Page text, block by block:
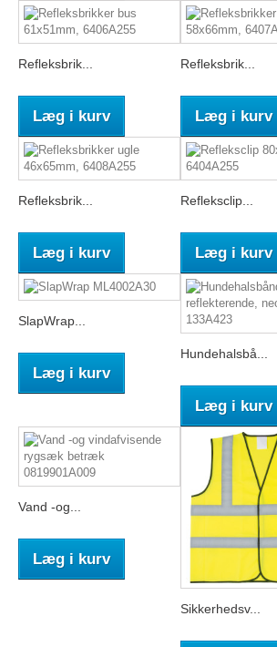
Refleksbrik...
Læg i kurv
Refleksbrik...
Læg i kurv
Refleksbrik...
Læg i kurv
Refleksclip...
Læg i kurv
SlapWrap...
Læg i kurv
Hundehalsbå...
Læg i kurv
Vand -og...
Læg i kurv
Sikkerhedsv...